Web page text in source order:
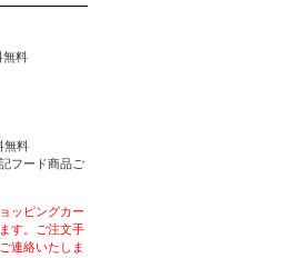
無料
無料
フード商品ご
ッピングカー
す。ご注文手
連絡いたしま